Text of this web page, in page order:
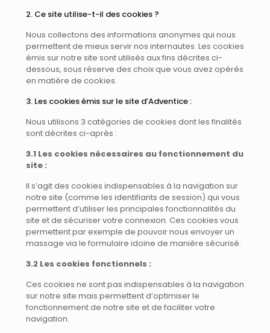
2. Ce site utilise-t-il des cookies ?
Nous collectons des informations anonymes qui nous
permettent de mieux servir nos internautes. Les cookies
émis sur notre site sont utilisés aux fins décrites ci-
dessous, sous réserve des choix que vous avez opérés
en matière de cookies.
3. Les cookies émis sur le site d’Adventice :
Nous utilisons 3 catégories de cookies dont les finalités
sont décrites ci-après :
3.1 Les cookies nécessaires au fonctionnement du
site :
Il s’agit des cookies indispensables à la navigation sur
notre site (comme les identifiants de session) qui vous
permettent d’utiliser les principales fonctionnalités du
site et de sécuriser votre connexion. Ces cookies vous
permettent par exemple de pouvoir nous envoyer un
massage via le formulaire idoine de manière sécurisé.
3.2 Les cookies fonctionnels :
Ces cookies ne sont pas indispensables à la navigation
sur notre site mais permettent d’optimiser le
fonctionnement de notre site et de faciliter votre
navigation.